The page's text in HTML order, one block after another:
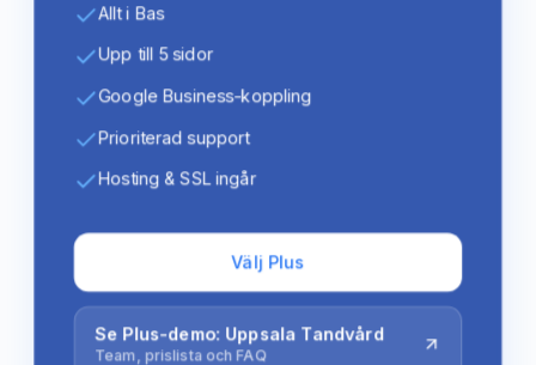
Allt i Bas
Upp till 5 sidor
Google Business-koppling
Prioriterad support
Hosting & SSL ingår
Välj Plus
Se Plus-demo: Uppsala Tandvård
Team, prislista och FAQ